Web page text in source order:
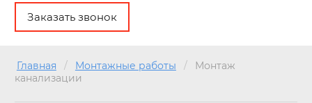
Заказать звонок
Главная / Монтажные работы /
Монтаж
канализации